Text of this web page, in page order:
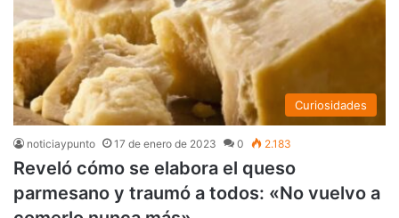
Curiosidades
noticiaypunto 17 de enero de 2023 0 2.183
Reveló cómo se elabora el queso
parmesano y traumó a todos: «No vuelvo a